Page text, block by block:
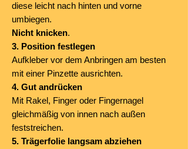
diese leicht nach hinten und vorne
umbiegen.
Nicht knicken.
3. Position festlegen
Aufkleber vor dem Anbringen am besten
mit einer Pinzette ausrichten.
4. Gut andrücken
Mit Rakel, Finger oder Fingernagel
gleichmäßig von innen nach außen
feststreichen.
5. Trägerfolie langsam abziehen